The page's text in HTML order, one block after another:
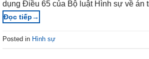
dụng Điều 65 của Bộ luật Hình sự về án
→
Posted in Hình sự